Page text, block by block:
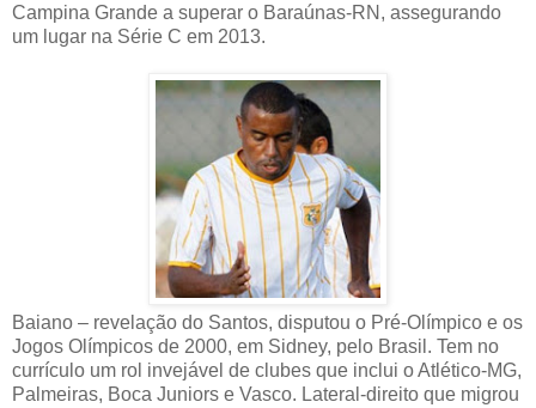
Campina Grande a superar o Baraúnas-RN, assegurando
um lugar na Série C em 2013.
Baiano – revelação do Santos, disputou o Pré-Olímpico e os
Jogos Olímpicos de 2000, em Sidney, pelo Brasil. Tem no
currículo um rol invejável de clubes que inclui o Atlético-MG,
Palmeiras, Boca Juniors e Vasco. Lateral-direito que migrou